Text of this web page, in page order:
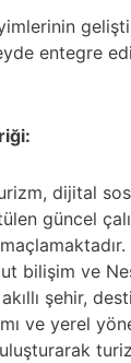
entegre
dijital
güncel
bilişim ve
şehir,
ve yerel